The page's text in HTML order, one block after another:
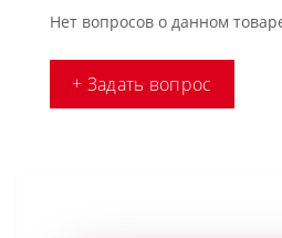
Нет вопросов о данном
+ Задать вопрос